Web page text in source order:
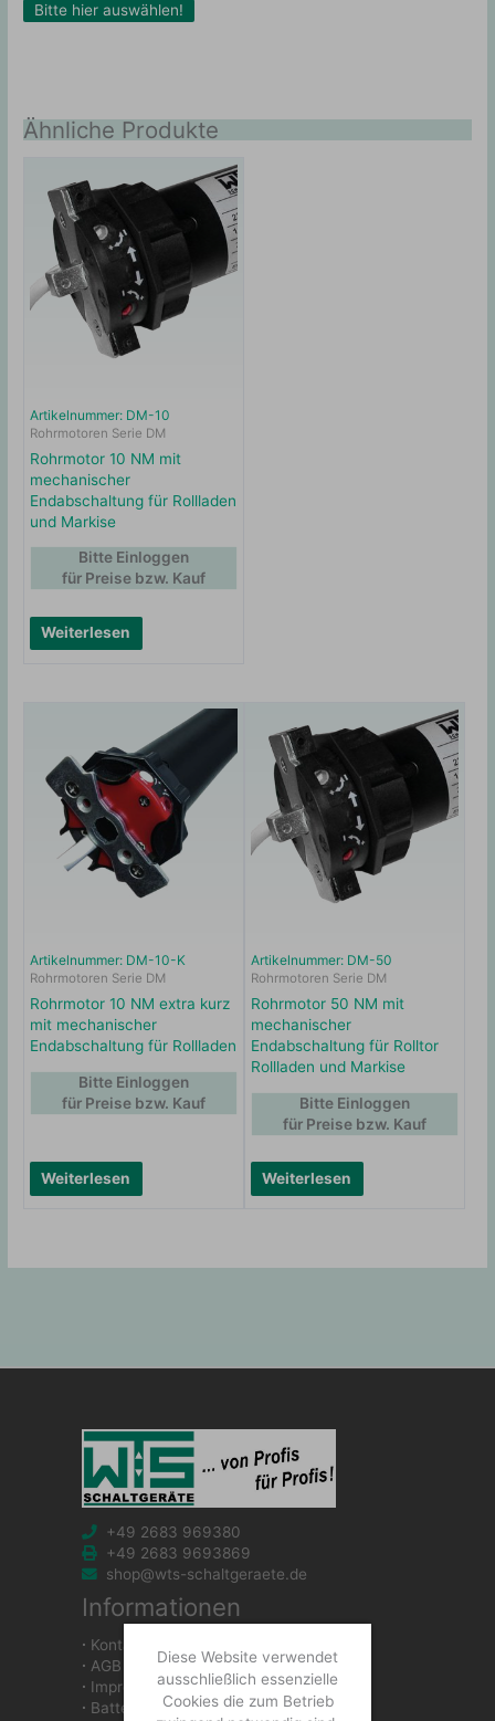
Bitte hier auswählen!
Ähnliche Produkte
Artikelnummer: DM-10
Rohrmotoren Serie DM
Rohrmotor 10 NM mit
mechanischer
Endabschaltung für Rollladen
und Markise
Weiterlesen
Bitte Einloggen
für Preise bzw. Kauf
Artikelnummer: DM-10-K
Rohrmotoren Serie DM
Rohrmotor 10 NM extra kurz
mit mechanischer
Endabschaltung für Rollladen
Weiterlesen
Bitte Einloggen
für Preise bzw. Kauf
Artikelnummer: DM-50
Rohrmotoren Serie DM
Rohrmotor 50 NM mit
mechanischer
Endabschaltung für Rolltor
Rollladen und Markise
Weiterlesen
Bitte Einloggen
für Preise bzw. Kauf
+49 2683 969380
+49 2683 9693869
shop@wts-schaltgeraete.de
Informationen
∙ Kontakt
∙ AGB
∙ Impressum
∙ Batteriegesetzhinweise
Diese Website verwendet
ausschließlich essenzielle
Cookies die zum Betrieb